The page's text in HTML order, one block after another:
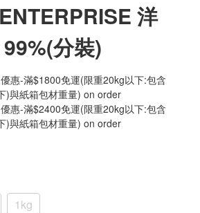
洋
分裝)
優惠-滿$1800免運(限重20kg以下:包含
)與紙箱包材重量) on order
優惠-滿$2400免運(限重20kg以下:包含
)與紙箱包材重量) on order
1kg